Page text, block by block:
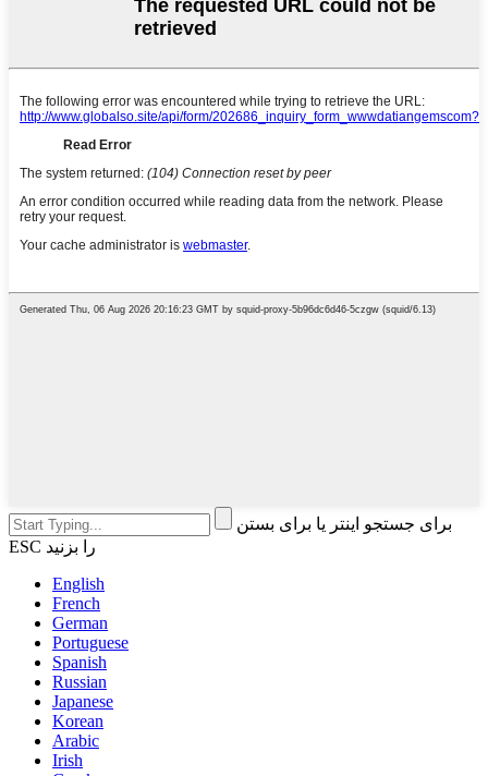
برای جستجو اینتر یا برای بستن
ESC را بزنید
English
French
German
Portuguese
Spanish
Russian
Japanese
Korean
Arabic
Irish